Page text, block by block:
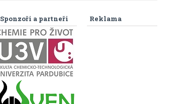
Reklama
Sponzoři a partneři